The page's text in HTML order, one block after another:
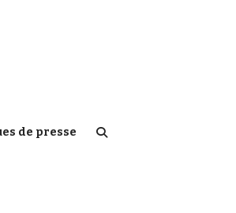
de presse